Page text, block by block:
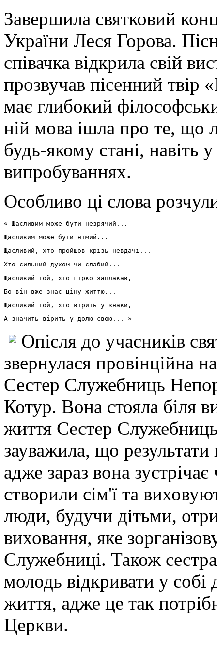
Завершила святковий
України Леся Горова.
співачка відкрила свій
прозвучав пісенний
має глибокий
ній мова ішла про те,
будь-якому стані, навіть
випробуваннях.
Особливо ці слова
« Щасливим може бути незрячий...
Щасливим може бути німий...
Щасливий, хто пройшов крізь невдачі...
Хто сильний духом чи слабий...
Щасливий той, хто гірко заплакав,
Бо він вже знає ціну життю...
Щасливий той, хто вірить у знаки,
А значить вірить у долю свою... »
Опісля до учасників
звернулася провінційна
Сестер Служебниць
Котур. Вона стояла біля
життя Сестер
зауважила, що
адже зараз вона
створили сім'ї та
люди, будучи дітьми,
виховання, яке
Служебниці. Також
молодь відкривати у
життя, адже це так
Церкви.